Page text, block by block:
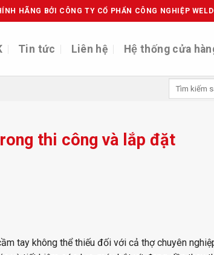
HÃNG BỞI CÔNG TY CỔ PHẨN CÔNG NGHIỆP
Tin tức Liên hệ Hệ thống cửa
thi công và lắp đặt
tay không thể thiếu đối với cả thợ chuyên